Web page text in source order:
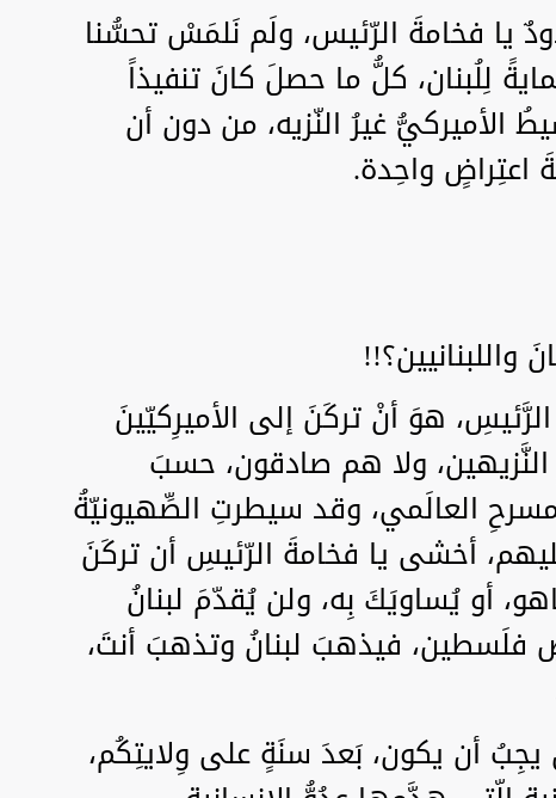
يا فخامةَ الرّئيس، ولَم نَلمَسْ تحسُّنا
لِلُبنان، كلُّ ما حصلَ كانَ تنفيذاً
الأميركيُّ غيرُ النّزيه، من دون أن
واحِدة.
هوَ أنْ تركَنَ إلى الأميرِكيّينَ
النَّزيهين، ولا هم صادقون، حسبَ
العالَمي، وقد سيطرتِ الصِّهيونيّةُ
أخشى يا فخامةَ الرّئيسِ أن تركَنَ
أو يُساويَكَ بِه، ولن يُقدّمَ لبنانُ
فلَسطين، فيذهبَ لبنانُ وتذهبَ أنتَ،
أن يكون، بَعدَ سنَةٍ على وِلايتِكُم،